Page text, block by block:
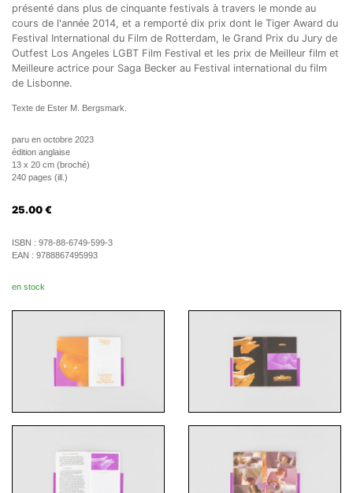
présenté dans plus de cinquante festivals à travers le monde au
cours de l'année 2014, et a remporté dix prix dont le Tiger Award du
Festival International du Film de Rotterdam, le Grand Prix du Jury de
Outfest Los Angeles LGBT Film Festival et les prix de Meilleur film et
Meilleure actrice pour Saga Becker au Festival international du film
de Lisbonne.
Texte de Ester M. Bergsmark.
paru en octobre 2023
édition anglaise
13 x 20 cm (broché)
240 pages (ill.)
25.00 €
ISBN : 978-88-6749-599-3
EAN : 9788867495993
en stock